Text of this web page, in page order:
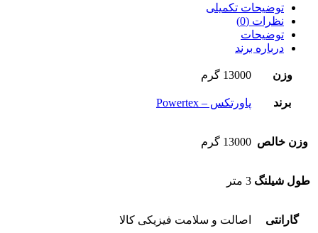
توضیحات تکمیلی
نظرات (0)
توضیحات
درباره برند
وزن 13000 گرم
برند پاورتکس – Powertex
وزن خالص 13000 گرم
طول شیلنگ 3 متر
گارانتی اصالت و سلامت فیزیکی کالا